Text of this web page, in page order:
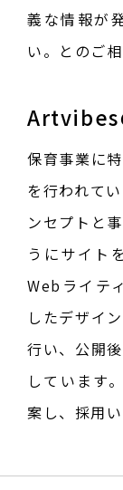
義な情報が
い。とのご相
Artvibes
保育事業に
を行われて
ンセプトと
うにサイト
Webライテ
したデザイ
行い、公開
しています
案し、採用